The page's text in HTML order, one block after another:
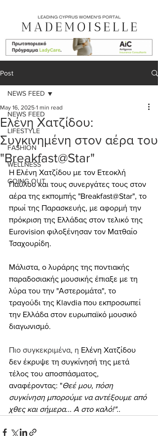
Post
NEWS FEED
LIFESTYLE
FASHION
WELLNESS
GOING OUT
NEWS FEED
Ελένη Χατζίδου:
Συγκινημένη στον αέρα του
"Breakfast@Star"
May 16, 2025 1 min read
Η Ελένη Χατζίδου με τον Ετεοκλή
Παύλου και τους συνεργάτες τους στον
αέρα της εκπομπής "Breakfast@Star", το
πρωί της Παρασκευής, με αφορμή την
πρόκριση της Ελλάδας στον τελικό της
Eurovision φιλοξένησαν τον Ματθαίο
Τσαχουρίδη.
Μάλιστα, ο λυράρης της ποντιακής
παραδοσιακής μουσικής έπιαξε με τη
λύρα του την "Αστερομάτα", το
τραγούδι της Klavdia που εκπροσωπεί
την Ελλάδα στον ευρωπαϊκό μουσικό
διαγωνισμό.
Πιο συγκεκριμένα, η Ελένη Χατζίδου
δεν έκρυψε τη συγκίνησή της μετά
τέλος του αποσπάσματος,
αναφέροντας: "Θεέ μου, πόση
συγκίνηση μπορούμε να αντέξουμε από
χθες και σήμερα... Α στο καλό!"..